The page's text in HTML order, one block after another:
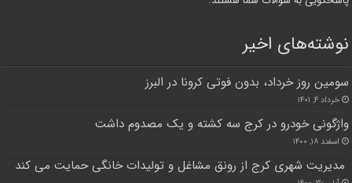
نوشته‌های اخیر
سومین روز خرداد، بدون فوتی کرونا در البرز
خرداد ۴, ۱۴۰۱
واژگونی خودرو در کرج سه کشته و یک مصدوم داشت
اسفند ۱۸, ۱۴۰۰
مدیریت شهری کرج از رونق مشاغل و تولیدات خانگی حمایت می کند